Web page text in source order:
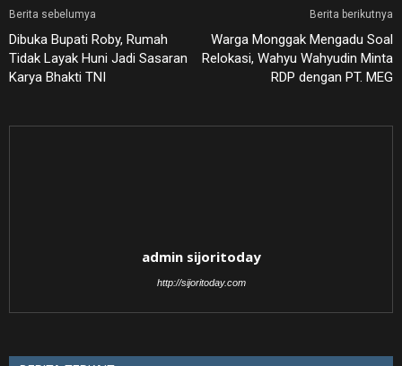
Berita sebelumya
Dibuka Bupati Roby, Rumah
Tidak Layak Huni Jadi Sasaran
Karya Bhakti TNI
Berita berikutnya
Warga Monggak Mengadu Soal
Relokasi, Wahyu Wahyudin Minta
RDP dengan PT. MEG
admin sijoritoday
http://sijoritoday.com